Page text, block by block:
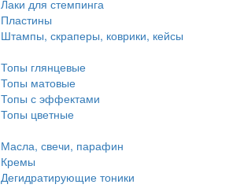
Лаки для стемпинга
Пластины
Штампы, скраперы, коврики, кейсы
Топы глянцевые
Топы матовые
Топы с эффектами
Топы цветные
Масла, свечи, парафин
Кремы
Дегидратирующие тоники